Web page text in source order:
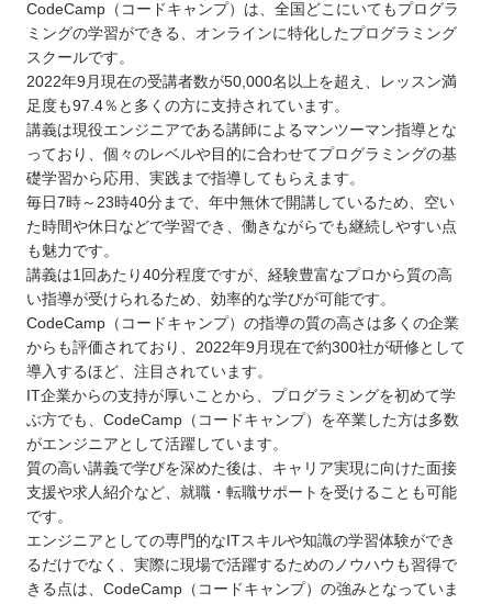
CodeCamp（コードキャンプ）は、全国どこにいてもプログラ
ミングの学習ができる、オンラインに特化したプログラミング
スクールです。
2022年9月現在の受講者数が50,000名以上を超え、レッスン満
足度も97.4％と多くの方に支持されています。
講義は現役エンジニアである講師によるマンツーマン指導とな
っており、個々のレベルや目的に合わせてプログラミングの基
礎学習から応用、実践まで指導してもらえます。
毎日7時～23時40分まで、年中無休で開講しているため、空い
た時間や休日などで学習でき、働きながらでも継続しやすい点
も魅力です。
講義は1回あたり40分程度ですが、経験豊富なプロから質の高
い指導が受けられるため、効率的な学びが可能です。
CodeCamp（コードキャンプ）の指導の質の高さは多くの企業
からも評価されており、2022年9月現在で約300社が研修として
導入するほど、注目されています。
IT企業からの支持が厚いことから、プログラミングを初めて学
ぶ方でも、CodeCamp（コードキャンプ）を卒業した方は多数
がエンジニアとして活躍しています。
質の高い講義で学びを深めた後は、キャリア実現に向けた面接
支援や求人紹介など、就職・転職サポートを受けることも可能
です。
エンジニアとしての専門的なITスキルや知識の学習体験ができ
るだけでなく、実際に現場で活躍するためのノウハウも習得で
きる点は、CodeCamp（コードキャンプ）の強みとなっていま